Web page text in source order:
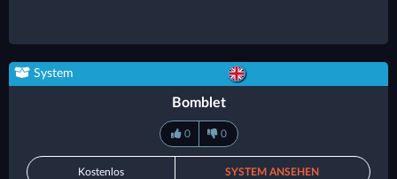
System
Bomblet
0 0
Kostenlos SYSTEM ANSEHEN